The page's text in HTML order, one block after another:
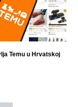
Temu u Hrvatskoj